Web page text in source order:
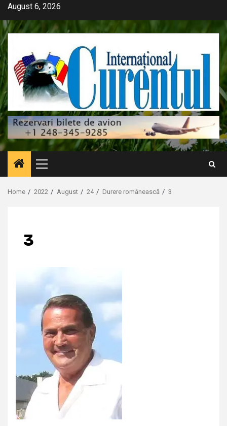
Skip
content
August 6, 2026
Primary
Menu
Home 2022 August 24 Durere românească 3
3